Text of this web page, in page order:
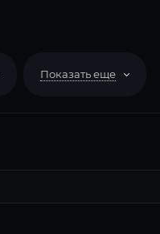
Показать еще